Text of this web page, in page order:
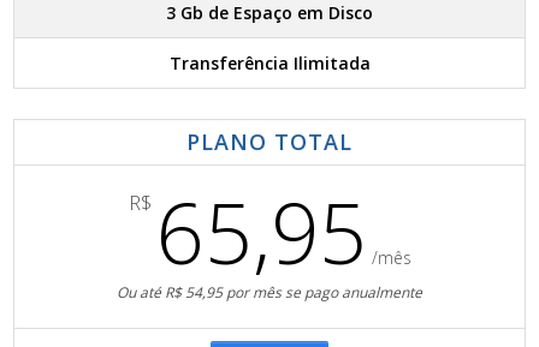
3 Gb de Espaço em Disco
Transferência Ilimitada
PLANO TOTAL
R$ 65,95 /mês
Ou até R$ 54,95 por mês se pago anualmente